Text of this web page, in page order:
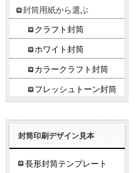
封筒用紙から選ぶ
クラフト封筒
ホワイト封筒
カラークラフト封筒
フレッシュトーン封筒
封筒印刷デザイン見本
長形封筒テンプレート